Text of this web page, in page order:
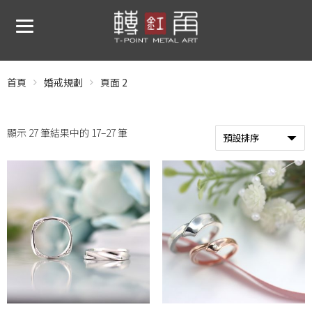
首頁 婚戒規劃 頁面 2
顯示 27 筆結果中的 17–27 筆